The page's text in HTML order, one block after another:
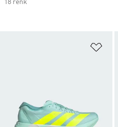
18 renk